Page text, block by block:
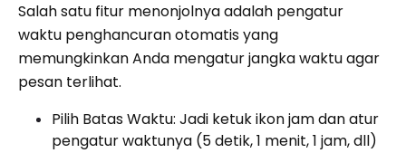
Salah satu fitur menonjolnya adalah pengatur
waktu penghancuran otomatis yang
memungkinkan Anda mengatur jangka waktu agar
pesan terlihat.
Pilih Batas Waktu: Jadi ketuk ikon jam dan atur
pengatur waktunya (5 detik, 1 menit, 1 jam, dll)